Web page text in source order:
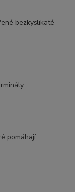
bezkyslikaté
pomáhají